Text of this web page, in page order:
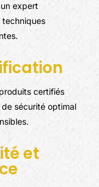
expert
techniques
certifiés
de sécurité optimal
et